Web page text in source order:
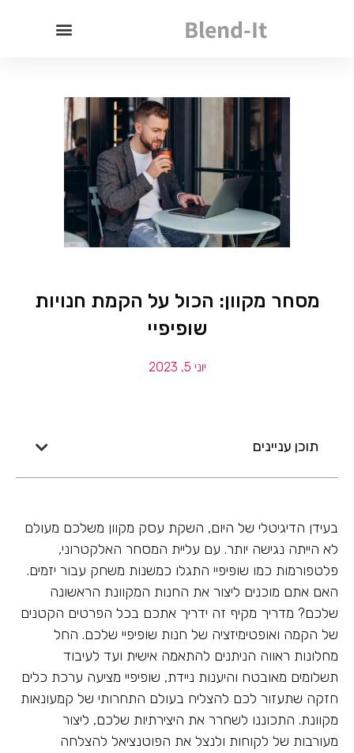
Blend-It
מסחר מקוון: הכול על הקמת חנויות
שופיפיי
יוני 5, 2023
תוכן עניינים
בעידן הדיגיטלי של היום, השקת עסק מקוון משלכם מעולם
לא הייתה נגישה יותר. עם עליית המסחר האלקטרוני,
פלטפורמות כמו שופיפיי התגלו כמשנות משחק עבור יזמים.
האם אתם מוכנים ליצור את החנות המקוונת הראשונה
שלכם? מדריך מקיף זה ידריך אתכם בכל הפרטים הקטנים
של הקמה ואופטימיזציה של חנות שופיפיי שלכם. החל
מחלונות ראווה הניתנים להתאמה אישית ועד לעיבוד
תשלומים מאובטח והיענות ניידת, שופיפיי מציעה ערכת כלים
חזקה שתעזור לכם להצליח בעולם התחרותי של קמעונאות
מקוונת. התכוננו לשחרר את היצירתיות שלכם, ליצור
מעורבות של לקוחות ולנצל את הפוטנציאל להצלחה